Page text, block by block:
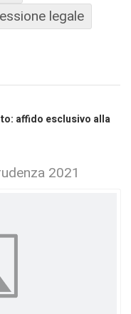
legale
affido esclusivo alla
2021